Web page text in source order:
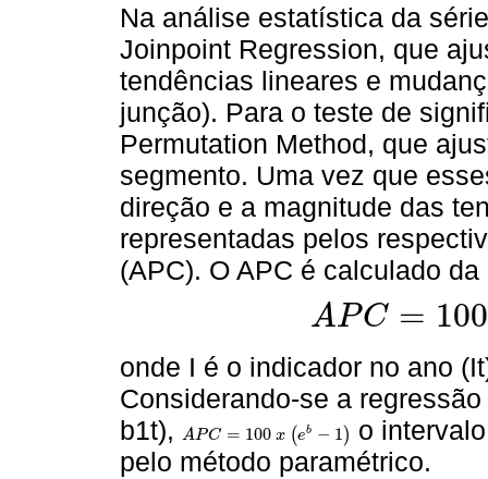
Na análise estatística da
Joinpoint Regression, que
tendências lineares e
junção). Para o teste de
Permutation Method, que
segmento. Uma vez que
direção e a magnitude das
representadas pelos
(APC). O APC é calculado
APC = 100
APC= 100 X It+1 t)/I
onde I é o indicador no ano
Considerando-se a
b1t), APC = 100 x (eb − 1 )
APC=100 x (e b-1 )
o
pelo método paramétrico.